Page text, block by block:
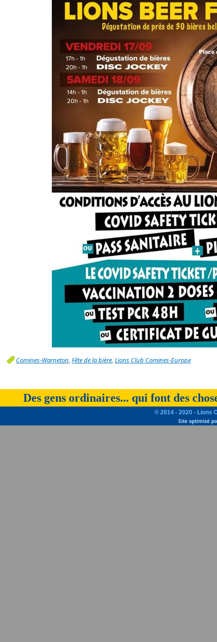
Comines-Warneton Fête de la bière Lions Club Comines-Europe
Des gens ordinaires... qui font des
© 2014 - 2020 - Lions
Site optimisé